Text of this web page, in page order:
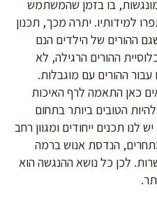
בו בזמן שהמשתמש
למידותיו. יתרה מכך, תכנון
ההורים של הילדים הנם
ההורים הרגילה, לא
ההורים עם מוגבלות.
כאן התאמה לרף האיכות
הטובים ביותר בתחום
לנו תכנים ייחודים ומגוון רחב
הנדסת אנוש ברמה
לכן כל נושא ההנגשה הוא